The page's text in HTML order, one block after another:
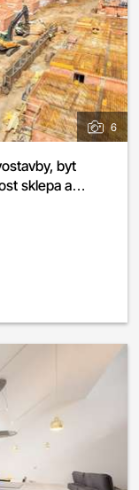
6
byt
sklepa a